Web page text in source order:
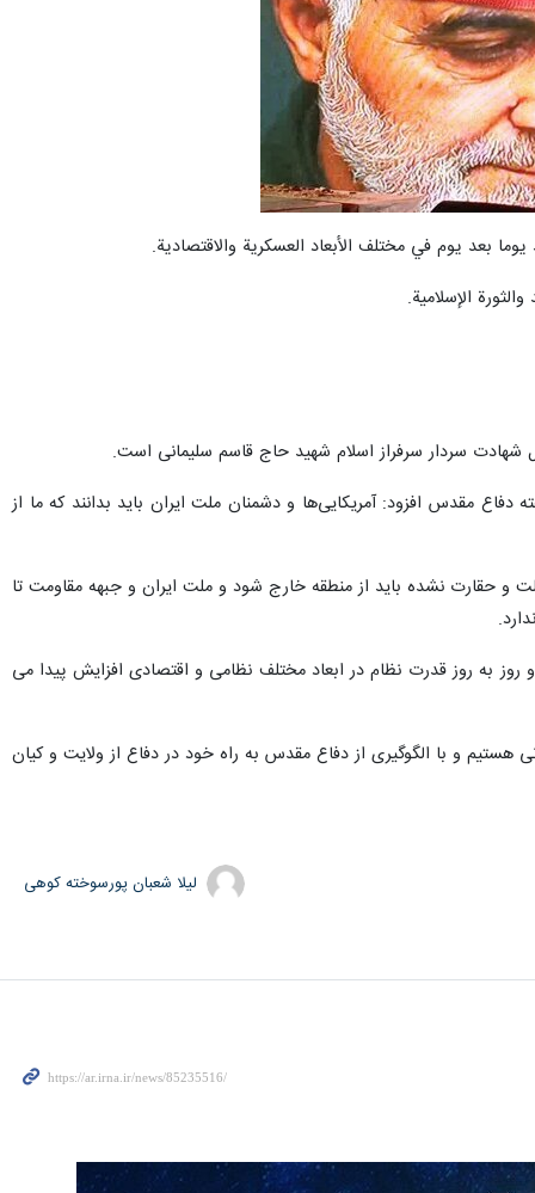
يوما بعد يوم في مختلف الأبعاد العسكرية والاقتصادية.
الإسلامية.
شهادت سردار سرفراز اسلام شهید حاج قاسم سلیمانی است.
مقدس افزود: آمریکایی‌ها و دشمنان ملت ایران باید بدانند که ما از
و حقارت نشده باید از منطقه خارج شود و ملت ایران و جبهه مقاومت تا
روز به روز قدرت نظام در ابعاد مختلف نظامی و اقتصادی افزایش پیدا می
هستیم و با الگوگیری از دفاع مقدس به راه خود در دفاع از ولایت و کیان
لیلا شعبان پورسوخته کوهی